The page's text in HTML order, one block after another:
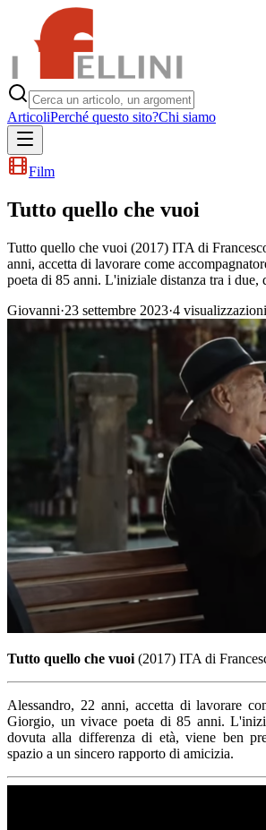
ArticoliPerché questo sito?Chi siamo
Film
Tutto quello che vuoi
Tutto quello che vuoi (2017) ITA di
anni, accetta di lavorare come
poeta di 85 anni. L'iniziale distanza tra i
Giovanni·23 settembre 2023·4 visualizzazioni
Tutto quello che vuoi (2017) ITA di
Alessandro, 22 anni, accetta di lavorare
Giorgio, un vivace poeta di 85 anni.
dovuta alla differenza di età, viene ben
spazio a un sincero rapporto di amicizia.